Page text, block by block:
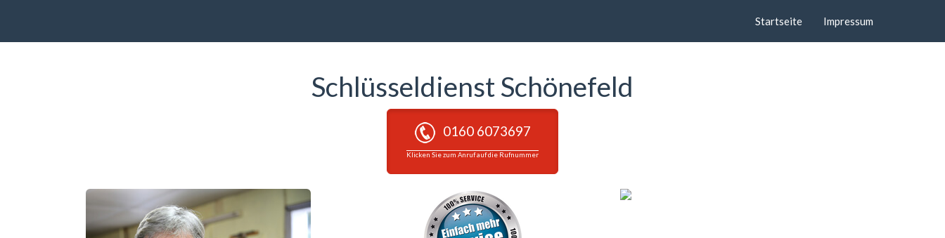
Startseite Impressum
Schlüsseldienst Schönefeld
0160 6073697
Klicken Sie zum Anruf auf die Rufnummer